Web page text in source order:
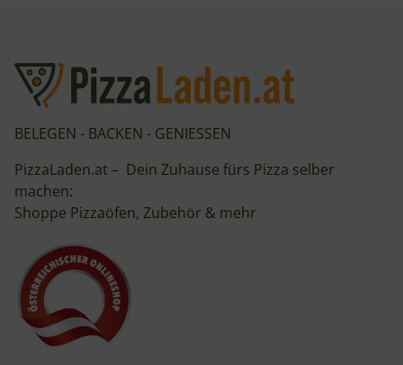
BELEGEN - BACKEN - GENIESSEN
PizzaLaden.at – Dein Zuhause fürs Pizza selber
machen:
Shoppe Pizzaöfen, Zubehör & mehr